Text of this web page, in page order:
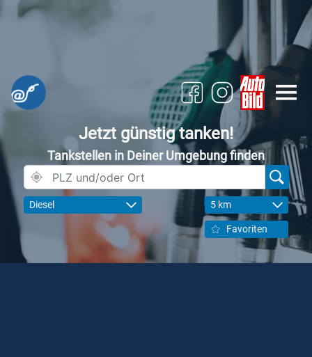
Jetzt günstig tanken!
Tankstellen in Deiner Umgebung finden
Diesel 5 km
Favoriten